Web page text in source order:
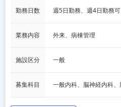
勤務日数 週5日勤務、週4日勤務可
業務内容 外来、病棟管理
施設区分 一般
募集科目